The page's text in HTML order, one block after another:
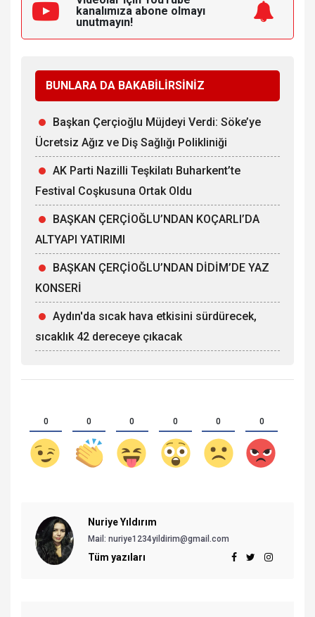
kanalımıza abone olmayı
unutmayın!
BUNLARA DA BAKABİLİRSİNİZ
Başkan Çerçioğlu Müjdeyi Verdi: Söke’ye
Ücretsiz Ağız ve Diş Sağlığı Polikliniği
AK Parti Nazilli Teşkilatı Buharkent’te
Festival Coşkusuna Ortak Oldu
BAŞKAN ÇERÇİOĞLU’NDAN KOÇARLI’DA
ALTYAPI YATIRIMI
BAŞKAN ÇERÇİOĞLU’NDAN DİDİM’DE YAZ
KONSERİ
Aydın'da sıcak hava etkisini sürdürecek,
sıcaklık 42 dereceye çıkacak
0 0 0 0 0 0
Nuriye Yıldırım
Mail: nuriye1234yildirim@gmail.com
Tüm yazıları